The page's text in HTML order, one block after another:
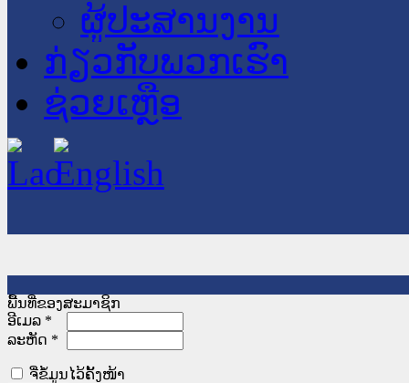
ຜູ້ປະສານງານ
ກ່ຽວກັບພວກເຮົາ
ຊ່ວຍເຫຼືອ
ພື້ນທີ່ຂອງສະມາຊິກ
ອີເມລ *
ລະຫັດ *
ຈື່ຂໍ້ມູນໄວ້ຄັ້ງໜ້າ